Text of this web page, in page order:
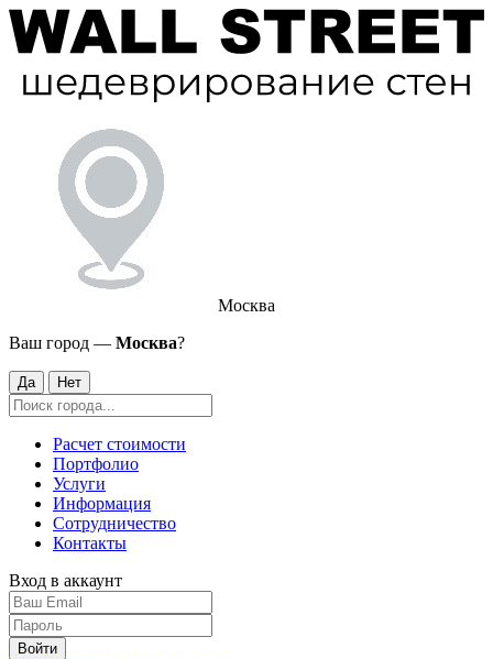
Москва
Ваш город — Москва?
Да Нет
Расчет стоимости
Портфолио
Услуги
Информация
Сотрудничество
Контакты
Вход в аккаунт
Войти